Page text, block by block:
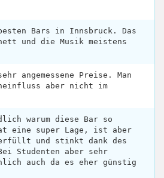
Bars in Innsbruck. Das
und die Musik meistens
angemessene Preise. Man
aber nicht im
warum diese Bar so
eine super Lage, ist aber
und stinkt dank des
Studenten aber sehr
auch da es eher günstig